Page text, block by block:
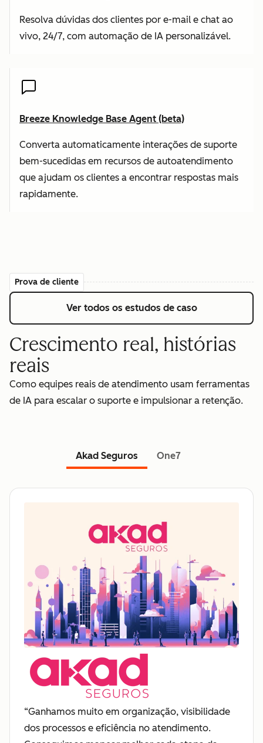
Resolva dúvidas dos clientes por e-mail e chat ao
vivo, 24/7, com automação de IA personalizável.
Breeze Knowledge Base Agent (beta)
Converta automaticamente interações de suporte
bem-sucedidas em recursos de autoatendimento
que ajudam os clientes a encontrar respostas mais
rapidamente.
Prova de cliente
Ver todos os estudos de caso
Crescimento real, histórias
reais
Como equipes reais de atendimento usam ferramentas
de IA para escalar o suporte e impulsionar a retenção.
Akad Seguros One7
“Ganhamos muito em organização, visibilidade
dos processos e eficiência no atendimento.